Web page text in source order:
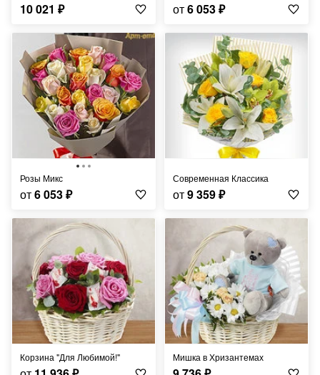
10 021 ₽ от6 053₽
Розы Микс
от6 053₽
Современная Классика
от9 359₽
Корзина "Для Любимой!" Мишка в Хризантемах